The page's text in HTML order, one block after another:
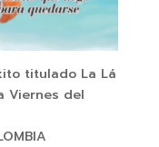
titulado La Lá
Viernes del